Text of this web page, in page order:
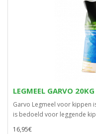
LEGMEEL GARVO 20KG
Garvo Legmeel voor kippen
is bedoeld voor leggende
16,95€